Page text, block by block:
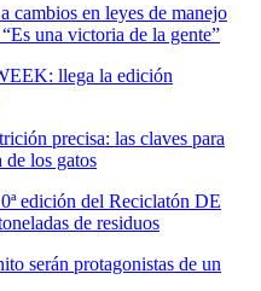
cambios en leyes de manejo
una victoria de la gente”
llega la edición
precisa: las claves para
los gatos
edición del Reciclatón DE
de residuos
serán protagonistas de un